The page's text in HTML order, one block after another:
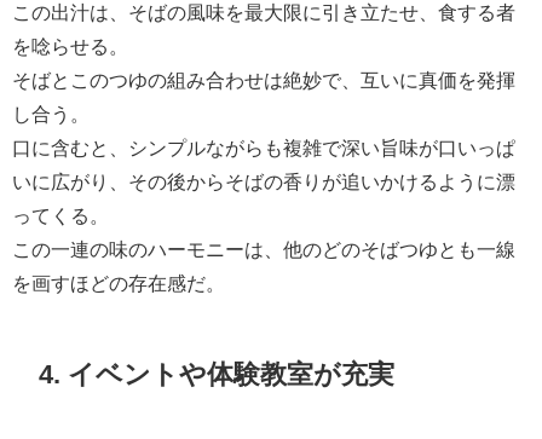
この出汁は、そばの風味を最大限に引き立たせ、食する者
を唸らせる。
そばとこのつゆの組み合わせは絶妙で、互いに真価を発揮
し合う。
口に含むと、シンプルながらも複雑で深い旨味が口いっぱ
いに広がり、その後からそばの香りが追いかけるように漂
ってくる。
この一連の味のハーモニーは、他のどのそばつゆとも一線
を画すほどの存在感だ。
4. イベントや体験教室が充実